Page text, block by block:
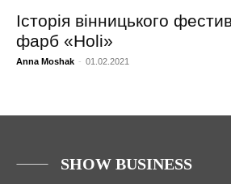
Історія вінницького
фарб «Holi»
Anna Moshak - 01.02.2021
SHOW BUSINESS